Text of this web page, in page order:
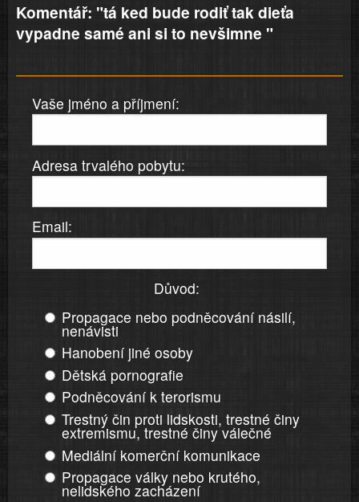
Komentář: "tá ked bude rodiť tak dieťa
vypadne samé ani si to nevšimne "
Vaše jméno a příjmení:
Adresa trvalého pobytu:
Email:
Důvod:
Propagace nebo podněcování násilí,
nenávisti
Hanobení jiné osoby
Dětská pornografie
Podněcování k terorismu
Trestný čin proti lidskosti, trestné činy
extremismu, trestné činy válečné
Mediální komerční komunikace
Propagace války nebo krutého,
nelidského zacházení